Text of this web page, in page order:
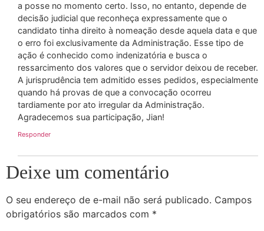
a posse no momento certo. Isso, no entanto, depende de
decisão judicial que reconheça expressamente que o
candidato tinha direito à nomeação desde aquela data e que
o erro foi exclusivamente da Administração. Esse tipo de
ação é conhecido como indenizatória e busca o
ressarcimento dos valores que o servidor deixou de receber.
A jurisprudência tem admitido esses pedidos, especialmente
quando há provas de que a convocação ocorreu
tardiamente por ato irregular da Administração.
Agradecemos sua participação, Jian!
Responder
Deixe um comentário
O seu endereço de e-mail não será publicado. Campos
obrigatórios são marcados com *